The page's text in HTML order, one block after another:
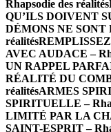
Rhapsodie des réalités
QU’ILS DOIVENT
DÉMONS NE SONT
réalités
AVEC AUDACE –
UN RAPPEL
RÉALITÉ DU
réalitésARMES
SPIRITUELLE –
LIMITÉ PAR LA
SAINT-ESPRIT –